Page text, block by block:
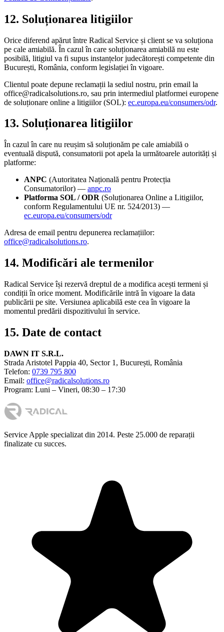
12. Soluționarea litigiilor
Orice diferend apărut între Radical Service și client se va soluționa
pe cale amiabilă. În cazul în care soluționarea amiabilă nu este
posibilă, litigiul va fi supus instanțelor judecătorești competente din
București, România, conform legislației în vigoare.
Clientul poate depune reclamații la sediul nostru, prin email la
office@radicalsolutions.ro, sau prin intermediul platformei europene
de soluționare online a litigiilor (SOL): ec.europa.eu/consumers/odr.
13. Soluționarea litigiilor
În cazul în care nu reușim să soluționăm pe cale amiabilă o
eventuală dispută, consumatorii pot apela la următoarele autorități și
platforme:
ANPC (Autoritatea Națională pentru Protecția
Consumatorilor) — anpc.ro
Platforma SOL / ODR (Soluționarea Online a Litigiilor,
conform Regulamentului UE nr. 524/2013) —
ec.europa.eu/consumers/odr
Adresa de email pentru depunerea reclamațiilor:
office@radicalsolutions.ro.
14. Modificări ale termenilor
Radical Service își rezervă dreptul de a modifica acești termeni și
condiții în orice moment. Modificările intră în vigoare la data
publicării pe site. Versiunea aplicabilă este cea în vigoare la
momentul predării dispozitivului în service.
15. Date de contact
DAWN IT S.R.L.
Strada Aristotel Pappia 40, Sector 1, București, România
Telefon: 0739 795 800
Email: office@radicalsolutions.ro
Program: Luni – Vineri, 08:30 – 17:30
Service Apple specializat din 2014. Peste 25.000 de reparații
finalizate cu succes.